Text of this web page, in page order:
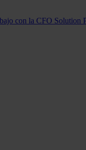
con la CFO Solution